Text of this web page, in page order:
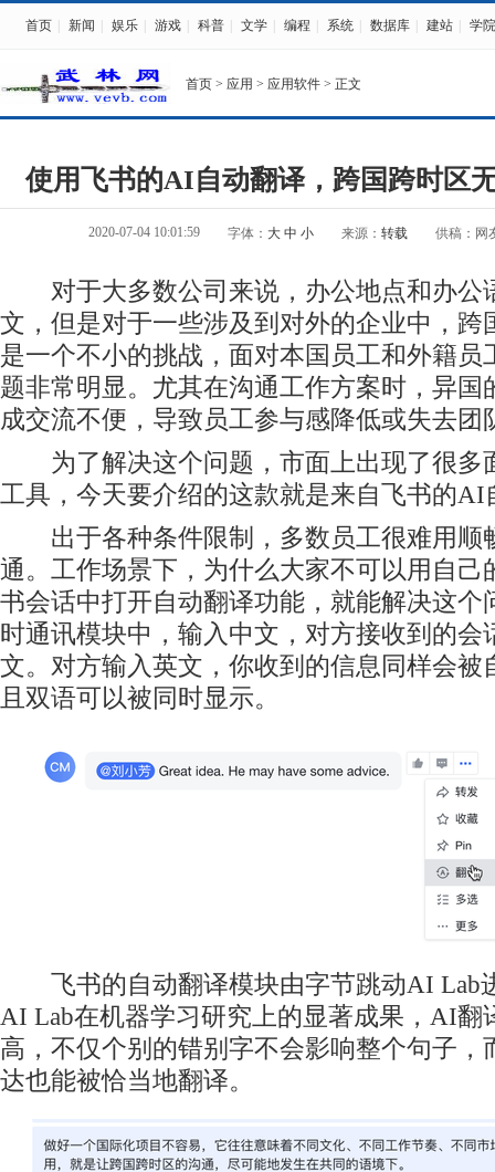
首页 新闻 娱乐 游戏 科普 文学 编程 系统 数据库 建站 学院
首页 > 应用 > 应用软件 > 正文
使用飞书的AI自动翻译，跨国跨时区
2020-07-04 10:01:59 字体： 大 中 小 来源： 转载 供稿：网
对于大多数公司来说，办公地点和办公
文，但是对于一些涉及到对外的企业中，跨
是一个不小的挑战，面对本国员工和外籍员
题非常明显。尤其在沟通工作方案时，异国
成交流不便，导致员工参与感降低或失去团
为了解决这个问题，市面上出现了很多
工具，今天要介绍的这款就是来自飞书的AI
出于各种条件限制，多数员工很难用顺
通。工作场景下，为什么大家不可以用自己
书会话中打开自动翻译功能，就能解决这个
时通讯模块中，输入中文，对方接收到的会
文。对方输入英文，你收到的信息同样会被
且双语可以被同时显示。
飞书的自动翻译模块由字节跳动AI Lab
AI Lab在机器学习研究上的显著成果，AI翻
高，不仅个别的错别字不会影响整个句子，
达也能被恰当地翻译。